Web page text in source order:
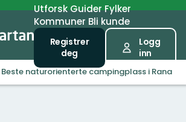
UtforskGuiderFylker
Kommuner Bli kunde
Registrer
deg
Logg
inn
Beste naturorienterte campingplass i Rana